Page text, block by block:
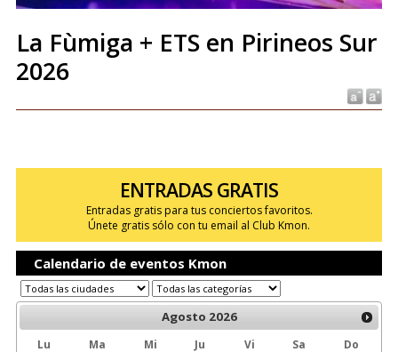
La Fùmiga + ETS en Pirineos Sur
2026
ENTRADAS GRATIS
Entradas gratis para tus conciertos favoritos.
Únete gratis sólo con tu email al Club Kmon.
Calendario de eventos Kmon
Agosto 2026
Lu Ma Mi Ju Vi Sa
Do